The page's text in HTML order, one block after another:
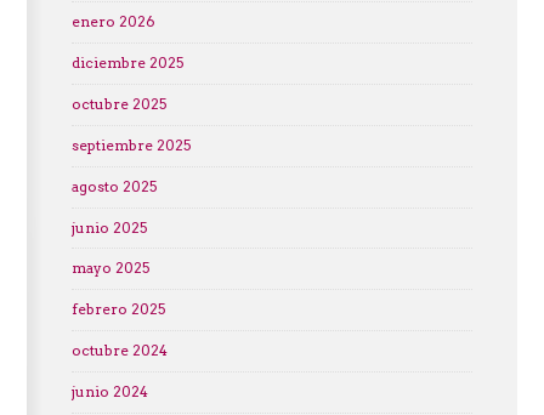
enero 2026
diciembre 2025
octubre 2025
septiembre 2025
agosto 2025
junio 2025
mayo 2025
febrero 2025
octubre 2024
junio 2024